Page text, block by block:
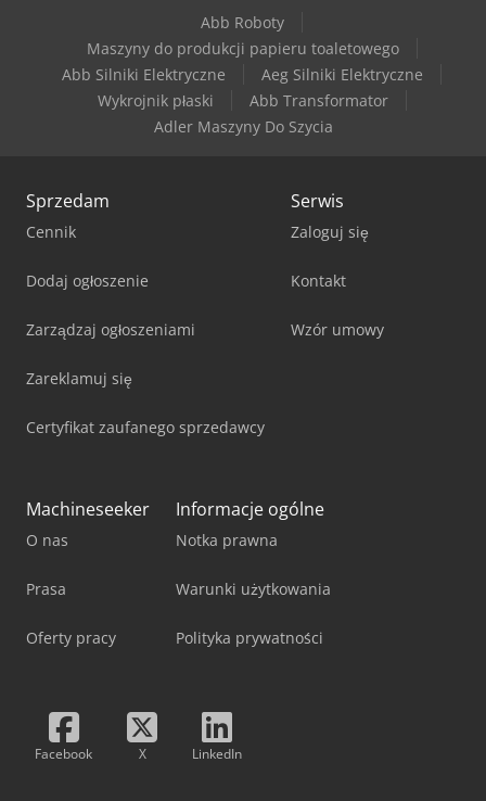
Abb Roboty
Maszyny do produkcji papieru toaletowego
Abb Silniki Elektryczne
Aeg Silniki Elektryczne
Wykrojnik płaski
Abb Transformator
Adler Maszyny Do Szycia
Sprzedam
Cennik
Dodaj ogłoszenie
Zarządzaj ogłoszeniami
Zareklamuj się
Certyfikat zaufanego sprzedawcy
Serwis
Zaloguj się
Kontakt
Wzór umowy
Machineseeker
O nas
Prasa
Oferty pracy
Informacje ogólne
Notka prawna
Warunki użytkowania
Polityka prywatności
Facebook X LinkedIn